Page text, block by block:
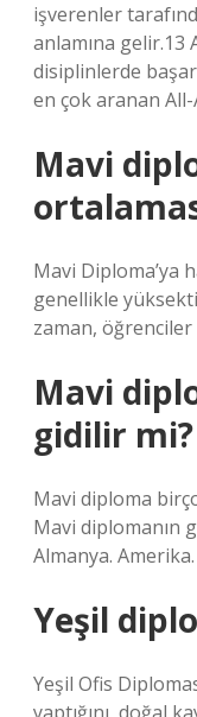
işverenler
anlamına gelir.13
disiplinlerde
en çok aranan
Mavi
Mavi Diploma’ya
genellikle
zaman, öğrenciler
Mavi
gidilir mi?
Mavi diploma
Mavi diplomanın
Almanya. Amerika.
Yeşil
Yeşil Ofis